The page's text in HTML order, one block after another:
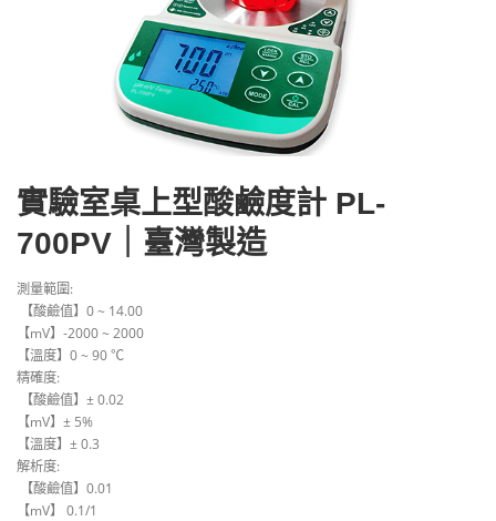
實驗室桌上型酸鹼度計 PL-
700PV｜臺灣製造
測量範圍: ​
​ 【酸鹼值】0 ~ 14.00
【mV】-2000 ~ 2000
【溫度】0 ~ 90 ℃
精確度: ​​
​ 【酸鹼值】± 0.02
【mV】± 5%
【溫度】± 0.3
解析度:
​ 【酸鹼值】0.01
【mV】 0.1/1